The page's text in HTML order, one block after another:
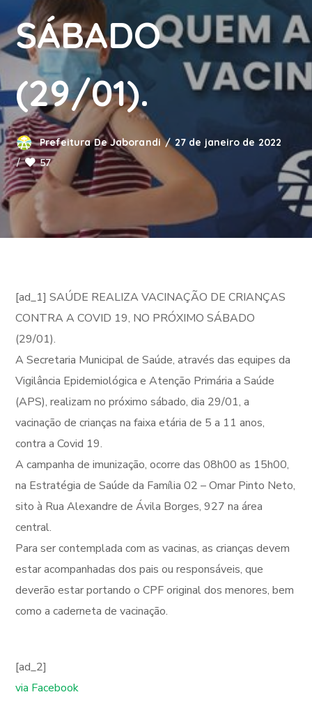
SÁBADO
(29/01).
Prefeitura De Jaborandi 27 de janeiro de 2022
57
[ad_1] SAÚDE REALIZA VACINAÇÃO DE CRIANÇAS
CONTRA A COVID 19, NO PRÓXIMO SÁBADO
(29/01).
A Secretaria Municipal de Saúde, através das equipes da
Vigilância Epidemiológica e Atenção Primária a Saúde
(APS), realizam no próximo sábado, dia 29/01, a
vacinação de crianças na faixa etária de 5 a 11 anos,
contra a Covid 19.
A campanha de imunização, ocorre das 08h00 as 15h00,
na Estratégia de Saúde da Família 02 – Omar Pinto Neto,
sito à Rua Alexandre de Ávila Borges, 927 na área
central.
Para ser contemplada com as vacinas, as crianças devem
estar acompanhadas dos pais ou responsáveis, que
deverão estar portando o CPF original dos menores, bem
como a caderneta de vacinação.
[ad_2]
via Facebook